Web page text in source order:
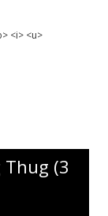
<i> <u>
Thug (3